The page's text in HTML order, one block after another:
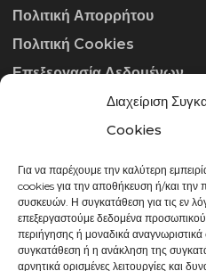
Διαχείριση
Cookies
Για να παρέχουμε την καλύτερη
cookies για την αποθήκευση ή/και την
συσκευών. Η συγκατάθεση για τις εν
επεξεργαστούμε δεδομένα
περιήγησης ή μοναδικά
συγκατάθεση ή η ανάκληση της
αρνητικά ορισμένες λειτουργίες και
Πολιτική Απορρήτου
Πολιτική Cookies
Επεξεργασία Δεδομένων
ΣΤΟΙΧΕΊΑ ΕΠΙΚΟΙΝΩΝΊΑΣ
info@gowithraw.gr
24310 35062
Δευ. - Παρ. 08:00 -